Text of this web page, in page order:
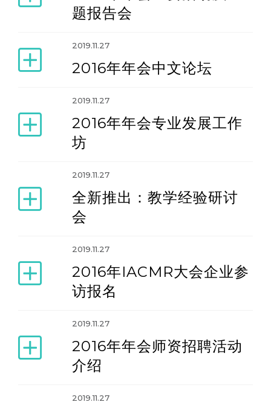
题报告会
2019.11.27
2016年年会中文论坛
2019.11.27
2016年年会专业发展工作
坊
2019.11.27
全新推出：教学经验研讨
会
2019.11.27
2016年IACMR大会企业参
访报名
2019.11.27
2016年年会师资招聘活动
介绍
2019.11.27